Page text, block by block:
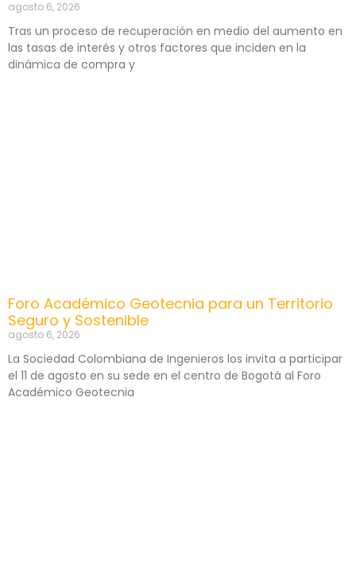
agosto 6, 2026
Tras un proceso de recuperación en medio del aumento en
las tasas de interés y otros factores que inciden en la
dinámica de compra y
Foro Académico Geotecnia para un Territorio
Seguro y Sostenible
agosto 6, 2026
La Sociedad Colombiana de Ingenieros los invita a participar
el 11 de agosto en su sede en el centro de Bogotá al Foro
Académico Geotecnia